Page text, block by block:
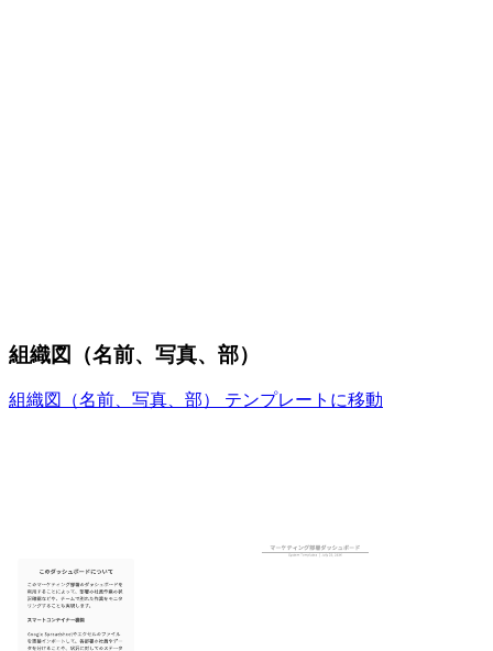
組織図（名前、写真、部）
組織図（名前、写真、部） テンプレートに移動